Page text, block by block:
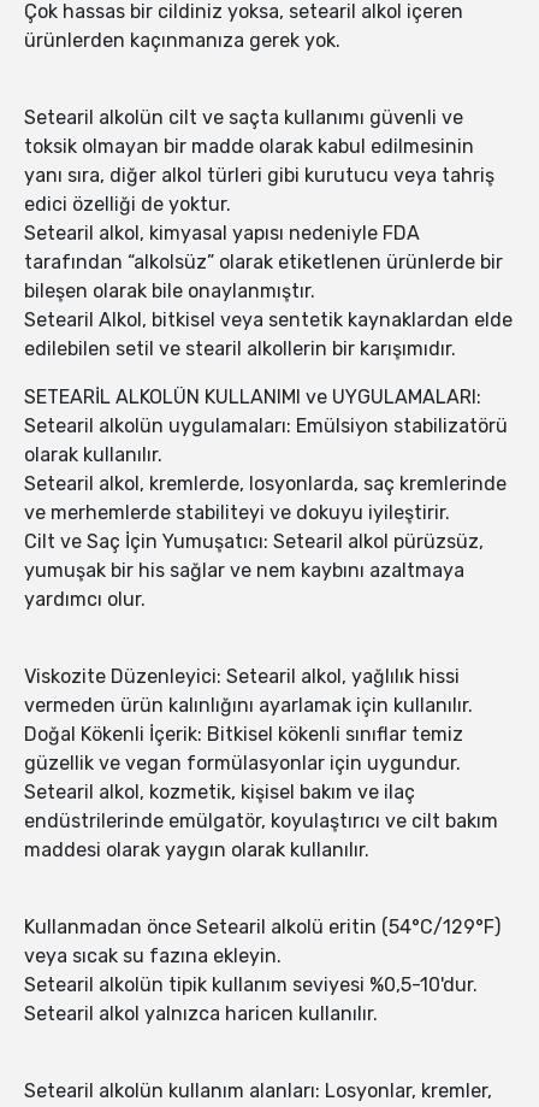
Çok hassas bir cildiniz yoksa, setearil alkol içeren
ürünlerden kaçınmanıza gerek yok.
Setearil alkolün cilt ve saçta kullanımı güvenli ve
toksik olmayan bir madde olarak kabul edilmesinin
yanı sıra, diğer alkol türleri gibi kurutucu veya tahriş
edici özelliği de yoktur.
Setearil alkol, kimyasal yapısı nedeniyle FDA
tarafından “alkolsüz” olarak etiketlenen ürünlerde bir
bileşen olarak bile onaylanmıştır.
Setearil Alkol, bitkisel veya sentetik kaynaklardan elde
edilebilen setil ve stearil alkollerin bir karışımıdır.
SETEARİL ALKOLÜN KULLANIMI ve UYGULAMALARI:
Setearil alkolün uygulamaları: Emülsiyon stabilizatörü
olarak kullanılır.
Setearil alkol, kremlerde, losyonlarda, saç kremlerinde
ve merhemlerde stabiliteyi ve dokuyu iyileştirir.
Cilt ve Saç İçin Yumuşatıcı: Setearil alkol pürüzsüz,
yumuşak bir his sağlar ve nem kaybını azaltmaya
yardımcı olur.
Viskozite Düzenleyici: Setearil alkol, yağlılık hissi
vermeden ürün kalınlığını ayarlamak için kullanılır.
Doğal Kökenli İçerik: Bitkisel kökenli sınıflar temiz
güzellik ve vegan formülasyonlar için uygundur.
Setearil alkol, kozmetik, kişisel bakım ve ilaç
endüstrilerinde emülgatör, koyulaştırıcı ve cilt bakım
maddesi olarak yaygın olarak kullanılır.
Kullanmadan önce Setearil alkolü eritin (54°C/129°F)
veya sıcak su fazına ekleyin.
Setearil alkolün tipik kullanım seviyesi %0,5-10'dur.
Setearil alkol yalnızca haricen kullanılır.
Setearil alkolün kullanım alanları: Losyonlar, kremler,